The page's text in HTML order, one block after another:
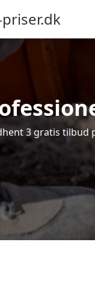
3 gratis tilbud